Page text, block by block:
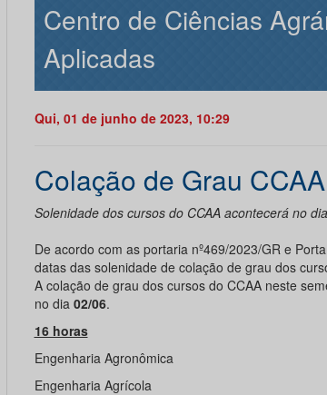
Centro de Ciências
Aplicadas
Qui, 01 de junho de 2023, 10:29
Colação de Grau
Solenidade dos cursos do CCAA acontecerá no
De acordo com as portaria nº469/2023/GR e
datas das solenidade de colação de grau dos
A colação de grau dos cursos do CCAA neste
no dia 02/06.
16 horas
Engenharia Agronômica
Engenharia Agrícola